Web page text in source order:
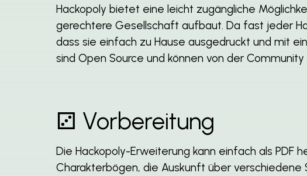
Hackopoly bietet eine leicht zugängliche
gerechtere Gesellschaft aufbaut. Da fast jeder
dass sie einfach zu Hause ausgedruckt und mit
sind Open Source und können von der
⚂ Vorbereitung
Die Hackopoly-Erweiterung kann einfach als
Charakterbögen, die Auskunft über